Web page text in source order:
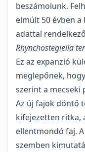
beszámolunk.
elmúlt 50 évben a
adattal
Rhynchostegiella
Ez az expanzió
meglepőnek,
szerint a mecseki
Az új fajok döntő
kifejezet­ten ritka,
ellentmondó faj.
szemben